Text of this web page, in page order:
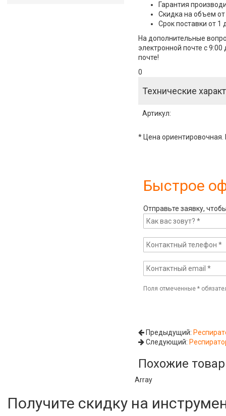
Гарантия
Скидка на объем от
Срок поставки от 1
На дополнительные
электронной почте с
почте!
0
Технические
Артикул:
* Цена ориентировочная.
Быстрое
Отправьте заявку,
Поля отмеченные*
Предыдущий:
Следующий:
Похожие
Array
Получите скидку на